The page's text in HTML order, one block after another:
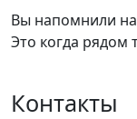
Вы напомнили
Это когда рядом
Контакты